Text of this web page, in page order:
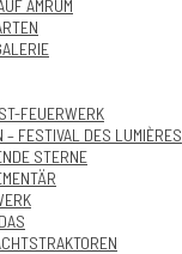
AMRUM
FEUERWERK
– FESTIVAL DES LUMIÈRES
STERNE